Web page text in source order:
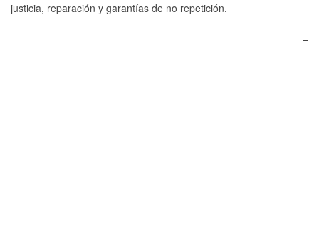
justicia, reparación y garantías de no repetición.
–